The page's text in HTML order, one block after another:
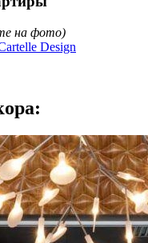
на фото)